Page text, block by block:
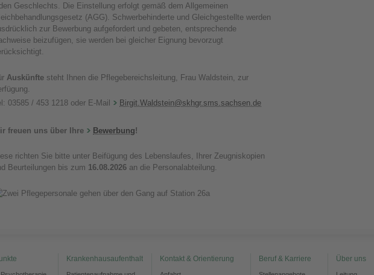
Geschlechts. Die Einstellung erfolgt gemäß dem Allgemeinen
(AGG). Schwerbehinderte und Gleichgestellte werden
zur Bewerbung aufgefordert und gebeten, entsprechende
beizufügen, sie werden bei gleicher Eignung bevorzugt
Auskünfte steht Ihnen die Pflegebereichsleitung, Frau Waldstein, zur
03585 / 453 1218 oder E-Mail
Birgit.Waldstein@skhgr.sms.sachsen.de
freuen uns über Ihre Bewerbung!
richten Sie bitte unter Beifügung des Lebenslaufes, Ihrer Zeugniskopien
Beurteilungen bis zum 16.08.2026 an die Personalabteilung.
Krankenhausaufenthalt Kontakt & Orientierung Beruf & Karriere Über uns